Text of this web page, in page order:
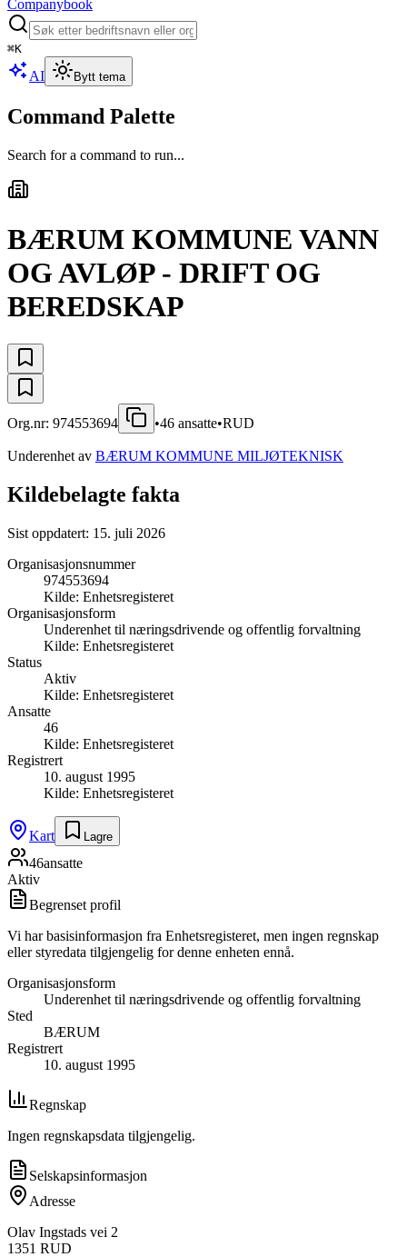
Companybook
⌘K
AI Bytt tema
Command Palette
Search for a command to run...
BÆRUM KOMMUNE VANN
OG AVLØP - DRIFT OG
BEREDSKAP
Org.nr: 974553694 •46 ansatte•RUD
Underenhet av BÆRUM KOMMUNE MILJØTEKNISK
Kildebelagte fakta
Sist oppdatert: 15. juli 2026
Organisasjonsnummer
974553694
Kilde: Enhetsregisteret
Organisasjonsform
Underenhet til næringsdrivende og offentlig forvaltning
Kilde: Enhetsregisteret
Status
Aktiv
Kilde: Enhetsregisteret
Ansatte
46
Kilde: Enhetsregisteret
Registrert
10. august 1995
Kilde: Enhetsregisteret
Kart Lagre
46ansatte
Aktiv
Begrenset profil
Vi har basisinformasjon fra Enhetsregisteret, men ingen regnskap
eller styredata tilgjengelig for denne enheten ennå.
Organisasjonsform
Underenhet til næringsdrivende og offentlig forvaltning
Sted
BÆRUM
Registrert
10. august 1995
Regnskap
Ingen regnskapsdata tilgjengelig.
Selskapsinformasjon
Adresse
Olav Ingstads vei 2
1351 RUD